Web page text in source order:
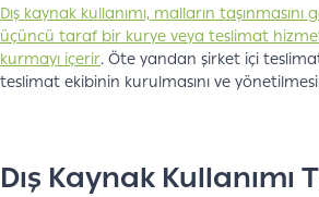
Dış kaynak kullanımı, malların
üçüncü taraf bir kurye veya teslimat hizmeti
kurmayı içerir. Öte yandan şirket içi
teslimat ekibinin kurulmasını ve
Dış Kaynak Kullanımı